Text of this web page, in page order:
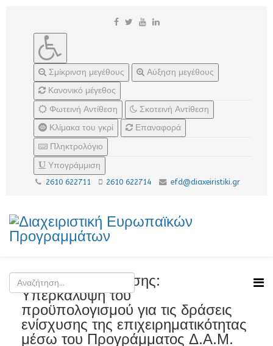
Σμίκρινση μεγέθους
Αύξηση μεγέθους
Κανονικό μέγεθος
Φωτεινή Αντίθεση
Σκοτεινή Αντίθεση
Κλίμακα του γκρί
Επαναφορά
Πληκτρολόγιο
Υπογράμμιση
2610 622711 2610 622714 efd@diaxeiristiki.gr
Νίκος Παπαθανάσης:
Υπερκάλυψη του
προϋπολογισμού για τις δράσεις
ενίσχυσης της επιχειρηματικότητας
μέσω του Προγράμματος Δ.Α.Μ.